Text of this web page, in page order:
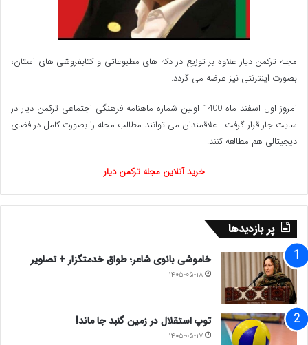
۱-توسعه و حمایت از واحدهای موجود موفق (ازنظر بازار خارجی و
داخلی) .
۲-ارتقا تکنولوژی واحدهای موجود کسب‌وکار.(صنعتی،کشاورزی،
خدماتی)
۳-توسعه کسب‌وکارهای اکو توریستی و بومگردی،
۴-استفاده از مزیت مکانی «پتانسیل هاب منطقه‌ای» شمال
استان،برای محصولات آسیای میانه و روسیه و چین
۵- توسعه کسب‌وکارهای مبتنی بر فناوری اطلاعات که می‌تواند
بازار جهانی داشته باشد.
۶- توانمندسازی خانوارهای روستایی با رویکرد اقتصاد مقاومتی
باشد.
ه: نتیجه‌گیری نهایی
مجله ترکمن دیار علاوه بر توزیع در دکه های مطبوعاتی و کتابفروشی های استان،
بصورت اینترنتی نیز عرضه می گردد.‌
امروز اول اسفند ماه 1400 اولین شماره ماهنامه فرهنگی اجتماعی ترکمن دیار در
سایت جار قرار گرفت . علاقمندان می توانند مطالب مجله را بصورت کامل در فضای
دیجیتالی هم مطالعه کنند.
خرید آنلاین مجله ترکمن دیار
پر بازدیدها
خاموشی بانوی شاعر؛ طواق خدمتگزار + تصاویر
۱۴۰۵-۰۵-۱۸
توپ استقلال در زمین گنبد جا ماند!
۱۴۰۵-۰۵-۱۷